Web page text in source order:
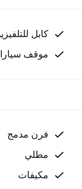
كابل
موقف
فرن مدمج
مطلي
مكيفات